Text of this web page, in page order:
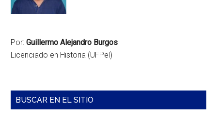
Por:Guillermo Alejandro Burgos
Licenciado en Historia (UFPel)
Barra
BUSCAR EN EL SITIO